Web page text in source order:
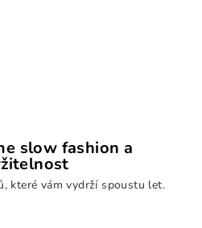
slow fashion a
které vám vydrží spoustu let.